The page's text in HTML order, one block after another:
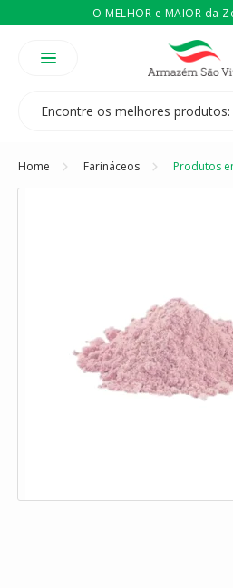
O MELHOR e MAIOR da
Temos 3 lojas físicas na Zona
É revendedor? Então
Home Farináceos Produtos